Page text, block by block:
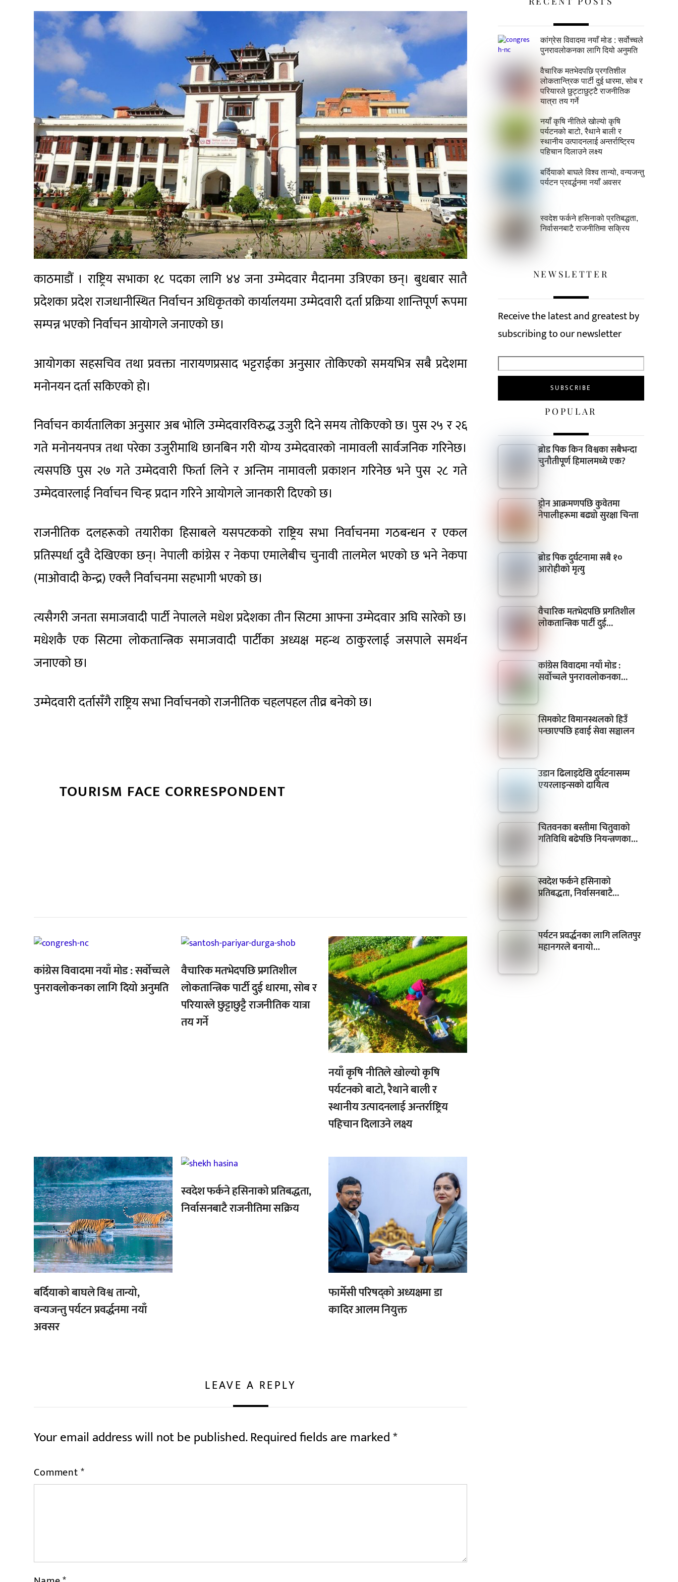
काठमाडौं । राष्ट्रिय सभाका १८ पदका लागि ४४ जना उम्मेदवार मैदानमा उत्रिएका छन्। बुधबार सातै
प्रदेशका प्रदेश राजधानीस्थित निर्वाचन अधिकृतको कार्यालयमा उम्मेदवारी दर्ता प्रक्रिया शान्तिपूर्ण रूपमा
सम्पन्न भएको निर्वाचन आयोगले जनाएको छ।
आयोगका सहसचिव तथा प्रवक्ता नारायणप्रसाद भट्टराईका अनुसार तोकिएको समयभित्र सबै प्रदेशमा
मनोनयन दर्ता सकिएको हो।
निर्वाचन कार्यतालिका अनुसार अब भोलि उम्मेदवारविरुद्ध उजुरी दिने समय तोकिएको छ। पुस २५ र २६
गते मनोनयनपत्र तथा परेका उजुरीमाथि छानबिन गरी योग्य उम्मेदवारको नामावली सार्वजनिक गरिनेछ।
त्यसपछि पुस २७ गते उम्मेदवारी फिर्ता लिने र अन्तिम नामावली प्रकाशन गरिनेछ भने पुस २८ गते
उम्मेदवारलाई निर्वाचन चिन्ह प्रदान गरिने आयोगले जानकारी दिएको छ।
राजनीतिक दलहरूको तयारीका हिसाबले यसपटकको राष्ट्रिय सभा निर्वाचनमा गठबन्धन र एकल
प्रतिस्पर्धा दुवै देखिएका छन्। नेपाली कांग्रेस र नेकपा एमालेबीच चुनावी तालमेल भएको छ भने नेकपा
(माओवादी केन्द्र) एक्लै निर्वाचनमा सहभागी भएको छ।
त्यसैगरी जनता समाजवादी पार्टी नेपालले मधेश प्रदेशका तीन सिटमा आफ्ना उम्मेदवार अघि सारेको छ।
मधेशकै एक सिटमा लोकतान्त्रिक समाजवादी पार्टीका अध्यक्ष महन्थ ठाकुरलाई जसपाले समर्थन
जनाएको छ।
उम्मेदवारी दर्तासँगै राष्ट्रिय सभा निर्वाचनको राजनीतिक चहलपहल तीव्र बनेको छ।
TOURISM FACE CORRESPONDENT
,
कांग्रेस विवादमा नयाँ मोड : सर्वोच्चले
पुनरावलोकनका लागि दियो अनुमति
,
वैचारिक मतभेदपछि प्रगतिशील
लोकतान्त्रिक पार्टी दुई धारमा, सोब र
परियारले छुट्टाछुट्टै राजनीतिक यात्रा
तय गर्ने
,
नयाँ कृषि नीतिले खोल्यो कृषि
पर्यटनको बाटो, रैथाने बाली र
स्थानीय उत्पादनलाई अन्तर्राष्ट्रिय
पहिचान दिलाउने लक्ष्य
,
बर्दियाको बाघले विश्व तान्यो,
वन्यजन्तु पर्यटन प्रवर्द्धनमा नयाँ
अवसर
,,
स्वदेश फर्कने हसिनाको प्रतिबद्धता,
निर्वासनबाटै राजनीतिमा सक्रिय
,
फार्मेसी परिषद्को अध्यक्षमा डा
कादिर आलम नियुक्त
LEAVE A REPLY
Your email address will not be published.Required fields are marked*
Comment*
कांग्रेस विवादमा नयाँ मोड : सर्वोच्चले
पुनरावलोकनका लागि दियो अनुमति
वैचारिक मतभेदपछि प्रगतिशील
लोकतान्त्रिक पार्टी दुई धारमा, सोब र
परियारले छुट्टाछुट्टै राजनीतिक
यात्रा तय गर्ने
नयाँ कृषि नीतिले खोल्यो कृषि
पर्यटनको बाटो, रैथाने बाली र
स्थानीय उत्पादनलाई अन्तर्राष्ट्रिय
पहिचान दिलाउने लक्ष्य
बर्दियाको बाघले विश्व तान्यो, वन्यजन्तु
पर्यटन प्रवर्द्धनमा नयाँ अवसर
स्वदेश फर्कने हसिनाको प्रतिबद्धता,
निर्वासनबाटै राजनीतिमा सक्रिय
NEWSLETTER
Receive the latest and greatest by
subscribing to our newsletter
POPULAR
ब्रोड पिक किन विश्वका सबैभन्दा
चुनौतीपूर्ण हिमालमध्ये एक?
ड्रोन आक्रमणपछि कुवेतमा
नेपालीहरूमा बढ्यो सुरक्षा चिन्ता
ब्रोड पिक दुर्घटनामा सबै १०
आरोहीको मृत्यु
वैचारिक मतभेदपछि प्रगतिशील
लोकतान्त्रिक पार्टी दुई…
कांग्रेस विवादमा नयाँ मोड :
सर्वोच्चले पुनरावलोकनका…
सिमकोट विमानस्थलको हिउँ
पन्छाएपछि हवाई सेवा सञ्चालन
उडान ढिलाइदेखि दुर्घटनासम्म
एयरलाइन्सको दायित्व
चितवनका बस्तीमा चितुवाको
गतिविधि बढेपछि नियन्त्रणका…
स्वदेश फर्कने हसिनाको
प्रतिबद्धता, निर्वासनबाटै…
पर्यटन प्रवर्द्धनका लागि ललितपुर
महानगरले बनायो…